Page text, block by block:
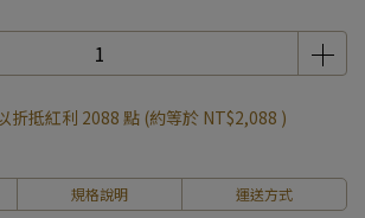
折抵紅利 2088 點 (約等於 NT$2,088 )
規格說明 運送方式